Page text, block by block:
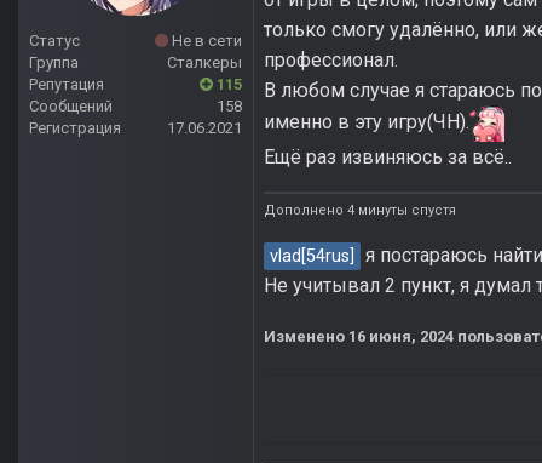
Статус
Не в сети
Группа
Сталкеры
Репутация
115
Сообщений
158
Регистрация
17.06.2021
только смогу удалённо, или
профессионал.
В любом случае я стараюсь
именно в эту игру(ЧН).
Ещё раз извиняюсь за всё..
Дополнено 4 минуты спустя
vlad[54rus]
я постараюсь
Не учитывал 2 пункт, я думал
Изменено 16 июня, 2024